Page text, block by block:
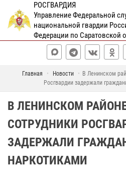
РОСГВАРДИЯ
Управление Федеральной
национальной гвардии
Федерации по Саратовской
Главная Новости
В Ленинском
Росгвардии задержали
В ЛЕНИНСКОМ
СОТРУДНИКИ
ЗАДЕРЖАЛИ
НАРКОТИКАМИ